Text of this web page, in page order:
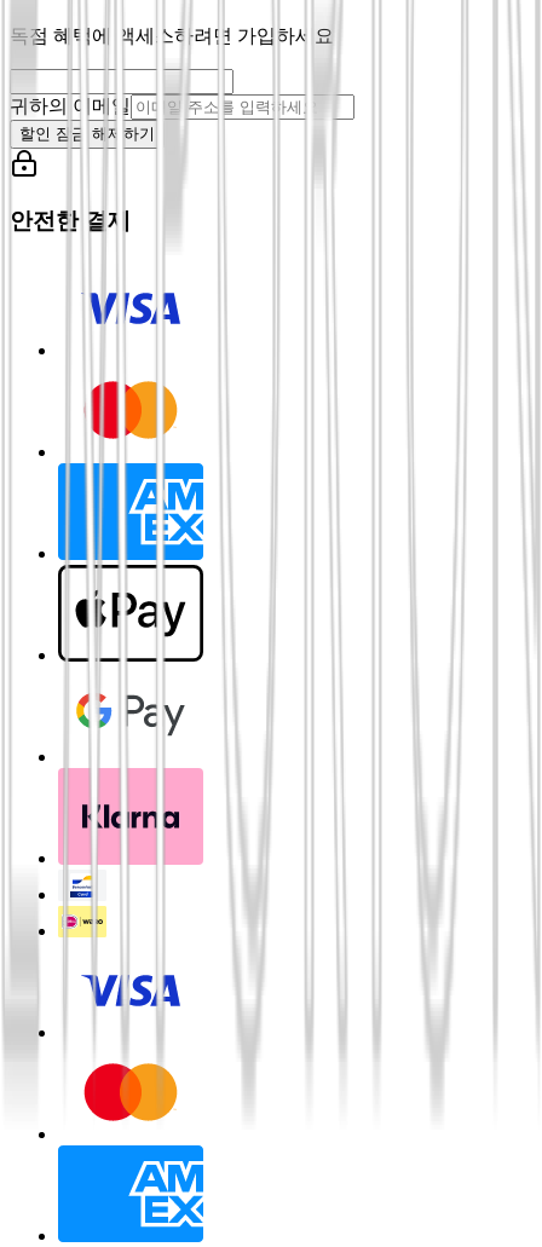
독점 혜택에 액세스하려면 가입하세요
귀하의 이메일
할인 잠금 해제하기
안전한 결제